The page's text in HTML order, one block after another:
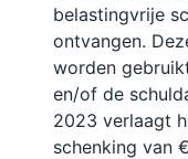
belastingvrije
ontvangen.
worden
en/of de
2023 verlaagt
schenking van